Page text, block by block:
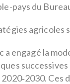
pays du
agricoles
a engagé la